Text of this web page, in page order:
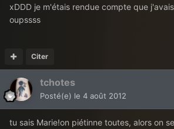
xDDD je m'étais rendue compte que
oupssss
Citer
tchotes
Posté(e) le 4 août 2012
tu sais Marie!on piétinne toutes, alors on